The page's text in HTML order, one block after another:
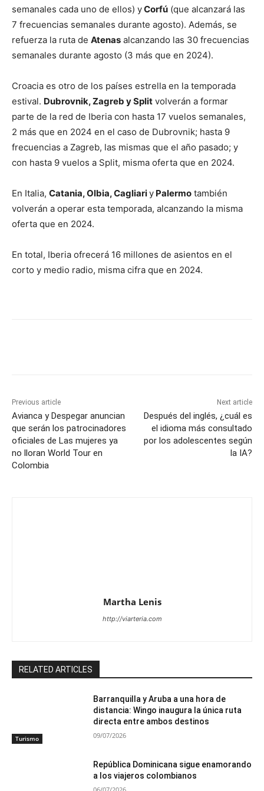
semanales cada uno de ellos) yCorfú (que alcanzará las
7 frecuencias semanales durante agosto). Además, se
refuerza la ruta de Atenas alcanzando las 30 frecuencias
semanales durante agosto (3 más que en 2024).
Croacia es otro de los países estrella en la temporada
estival. Dubrovnik, Zagreb y Split volverán a formar
parte de la red de Iberia con hasta 17 vuelos semanales,
2 más que en 2024 en el caso de Dubrovnik; hasta 9
frecuencias a Zagreb, las mismas que el año pasado; y
con hasta 9 vuelos a Split, misma oferta que en 2024.
En Italia, Catania, Olbia, Cagliariy Palermo también
volverán a operar esta temporada, alcanzando la misma
oferta que en 2024.
En total, Iberia ofrecerá 16 millones de asientos en el
corto y medio radio, misma cifra que en 2024.
Previous article
Avianca y Despegar anuncian
que serán los patrocinadores
oficiales de Las mujeres ya
no lloran World Tour en
Colombia
Next article
Después del inglés, ¿cuál es
el idioma más consultado
por los adolescentes según
la IA?
Martha Lenis
http://viarteria.com
RELATED ARTICLES
Turismo
Barranquilla y Aruba a una hora de
distancia: Wingo inaugura la única ruta
directa entre ambos destinos
09/07/2026
República Dominicana sigue enamorando
a los viajeros colombianos